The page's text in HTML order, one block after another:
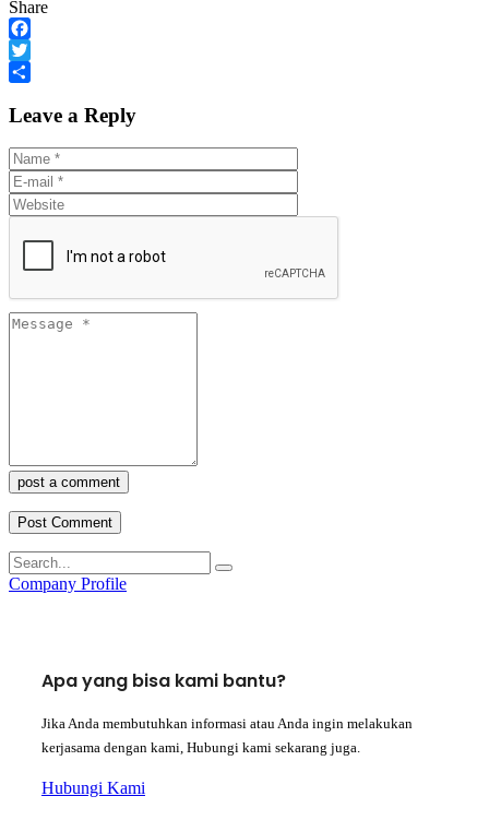
Share
Facebook
Twitter
Leave a Reply
post a comment
Company Profile
Apa yang bisa kami bantu?
Jika Anda membutuhkan informasi atau Anda ingin melakukan
kerjasama dengan kami, Hubungi kami sekarang juga.
Hubungi Kami